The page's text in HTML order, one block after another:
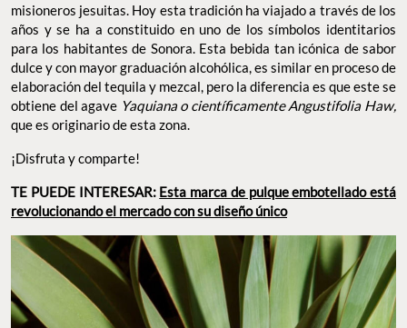
misioneros jesuitas. Hoy esta tradición ha viajado a través de los
años y se ha a constituido en uno de los símbolos identitarios
para los habitantes de Sonora. Esta bebida tan icónica de sabor
dulce y con mayor graduación alcohólica, es similar en proceso de
elaboración del tequila y mezcal, pero la diferencia es que este se
obtiene del agave Yaquiana o científicamente Angustifolia Haw,
que es originario de esta zona.
¡Disfruta y comparte!
TE PUEDE INTERESAR: Esta marca de pulque embotellado está
revolucionando el mercado con su diseño único